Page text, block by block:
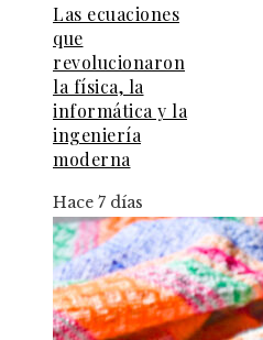
Las ecuaciones
que
revolucionaron
la física, la
informática y la
ingeniería
moderna
Hace 7 días